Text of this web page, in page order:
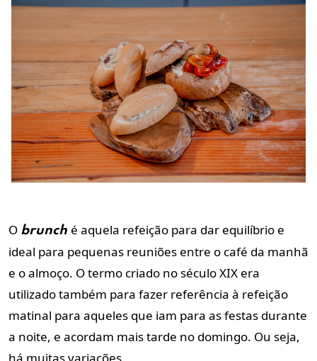
O brunch é aquela refeição para dar equilíbrio e
ideal para pequenas reuniões entre o café da manhã
e o almoço. O termo criado no século XIX era
utilizado também para fazer referência à refeição
matinal para aqueles que iam para as festas durante
a noite, e acordam mais tarde no domingo. Ou seja,